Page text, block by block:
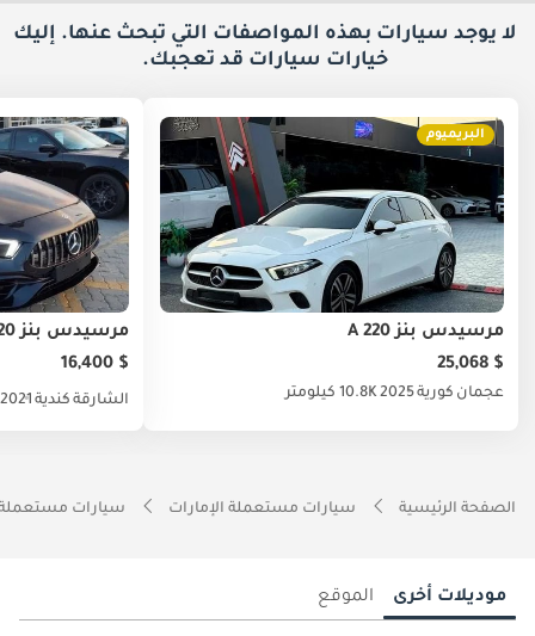
لا يوجد سيارات بهذه المواصفات التي تبحث عنها. إليك
خيارات سيارات قد تعجبك.
البريميوم
مرسيدس بنز A 220
$ 25,068
عجمان كورية202510.8K كيلومتر
مرسيدس بنز A 220
$ 16,400
الشارقة كندية 2021
الصفحة الرئيسية سيارات مستعملة الإمارات سيارات
موديلات أخرى الموقع